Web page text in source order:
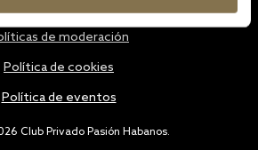
Club Privado Pasión Habanos.
de moderación
Política de cookies
Política de eventos